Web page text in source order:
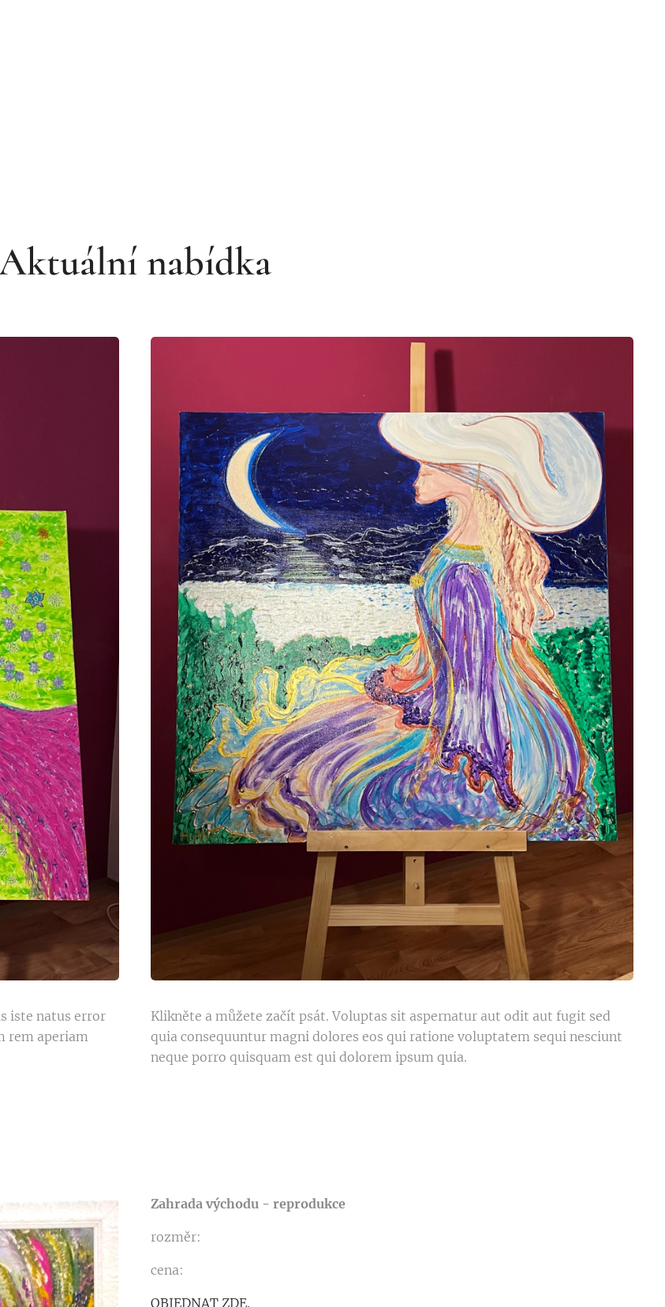
nabídka
iste natus error
rem aperiam
Klikněte a můžete začít psát. Voluptas sit aspernatur aut odit aut fugit sed
quia consequuntur magni dolores eos qui ratione voluptatem sequi nesciunt
neque porro quisquam est qui dolorem ipsum quia.
Zahrada východu - reprodukce
rozměr:
cena:
OBJEDNAT ZDE.